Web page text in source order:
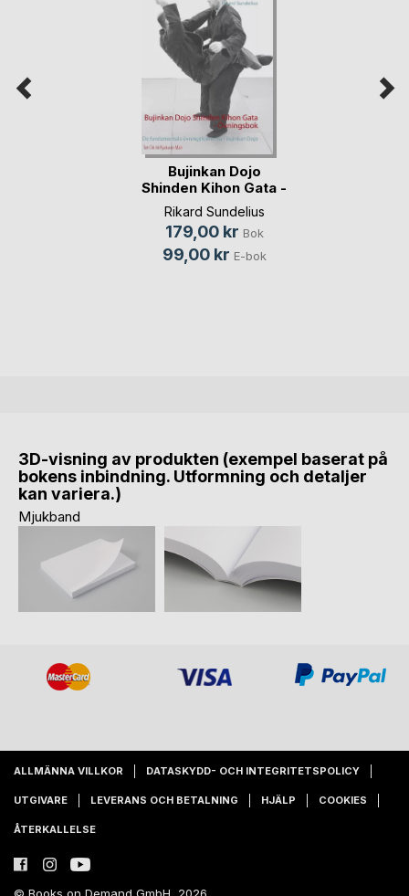
Bujinkan Dojo
Shinden Kihon Gata -
(...)
Rikard Sundelius
179,00 kr Bok
99,00 kr E-bok
3D-visning av produkten (exempel baserat på
bokens inbindning. Utformning och detaljer
kan variera.)
Mjukband
ALLMÄNNA VILLKOR DATASKYDD- OCH INTEGRITETSPOLICY
UTGIVARE LEVERANS OCH BETALNING HJÄLP COOKIES
ÅTERKALLELSE